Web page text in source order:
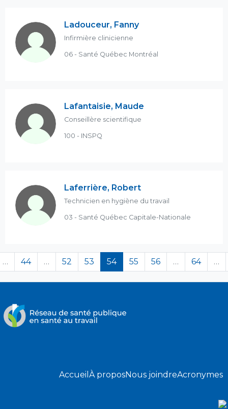
Ladouceur, Fanny
Infirmière clinicienne
06 - Santé Québec Montréal
Lafantaisie, Maude
Conseillère scientifique
100 - INSPQ
Laferrière, Robert
Technicien en hygiène du travail
03 - Santé Québec Capitale-Nationale
… 44 … 52 53 54(en cours)
55 56 … 64 …
Accueil À proposNous joindreAcronymes